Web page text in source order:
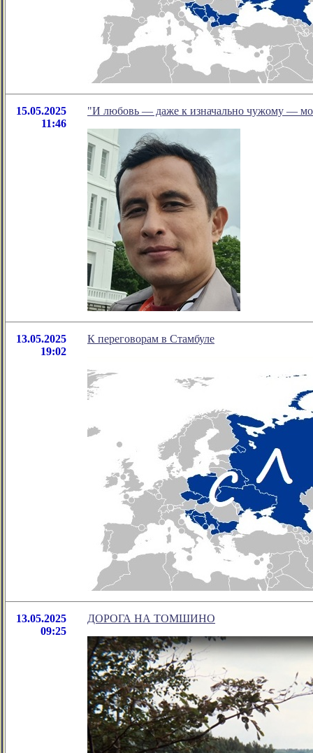
15.05.2025
11:46
"И любовь — даже к изначально чужому —
13.05.2025
19:02
К переговорам в Стамбуле
13.05.2025
09:25
ДОРОГА НА ТОМШИНО